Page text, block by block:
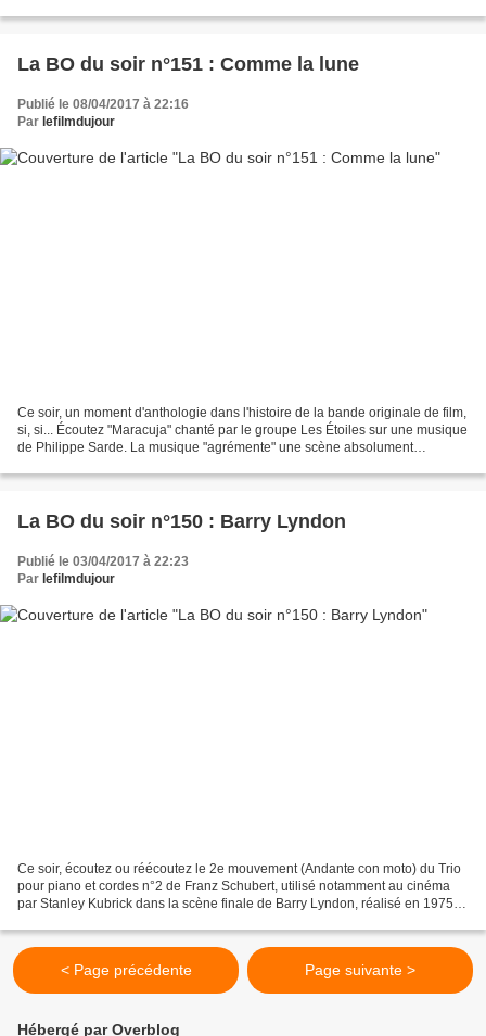
La BO du soir n°151 : Comme la lune
Publié le 08/04/2017 à 22:16
Par lefilmdujour
Ce soir, un moment d'anthologie dans l'histoire de la bande originale de film,
si, si... Écoutez "Maracuja" chanté par le groupe Les Étoiles sur une musique
de Philippe Sarde. La musique "agrémente" une scène absolument
La BO du soir n°150 : Barry Lyndon
Publié le 03/04/2017 à 22:23
Par lefilmdujour
Ce soir, écoutez ou réécoutez le 2e mouvement (Andante con moto) du Trio
pour piano et cordes n°2 de Franz Schubert, utilisé notamment au cinéma
par Stanley Kubrick dans la scène finale de Barry Lyndon, réalisé en 1975
< Page précédente Page suivante >
Hébergé par Overblog